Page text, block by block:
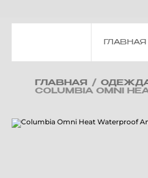
ГЛАВНАЯ
ГЛАВНАЯ /
COLUMBIA OMNI